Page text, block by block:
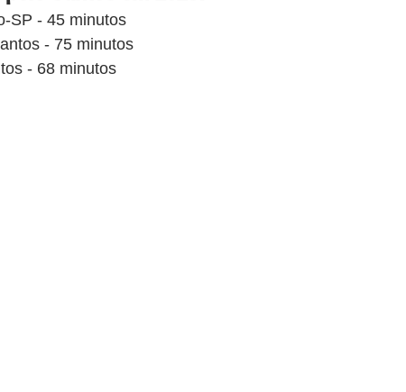
SP - 45 minutos
- 75 minutos
- 68 minutos